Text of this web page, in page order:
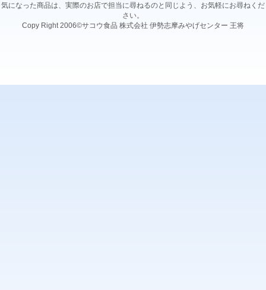
気になった商品は、実際のお店で担当に尋ねるのと同じよう、お気軽にお尋ねくだ
さい。
Copy Right 2006©サコウ食品 株式会社 伊勢志摩みやげセンター 王将